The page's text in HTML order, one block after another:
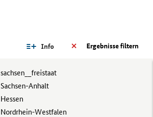
Ergebnisse filtern
Info
sachsen__freistaat
Sachsen-Anhalt
Hessen
Nordrhein-Westfalen